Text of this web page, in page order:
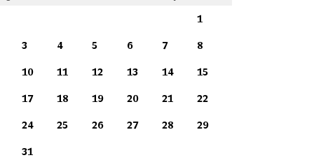
1
3 4 5 6 7 8
10 11 12 13 14 15
17 18 19 20 21 22
24 25 26 27 28 29
31